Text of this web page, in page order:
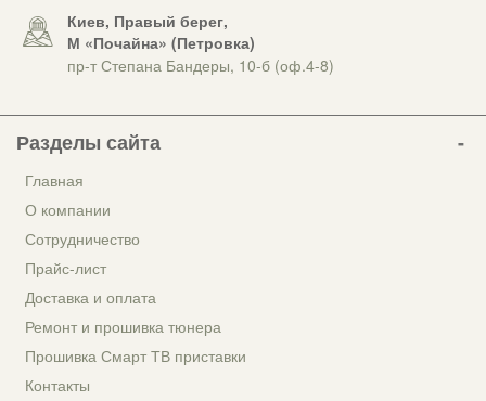
Киев, Правый берег,
М «Почайна» (Петровка)
пр-т Степана Бандеры, 10-б (оф.4-8)
Разделы сайта
Главная
О компании
Сотрудничество
Прайс-лист
Доставка и оплата
Ремонт и прошивка тюнера
Прошивка Смарт ТВ приставки
Контакты